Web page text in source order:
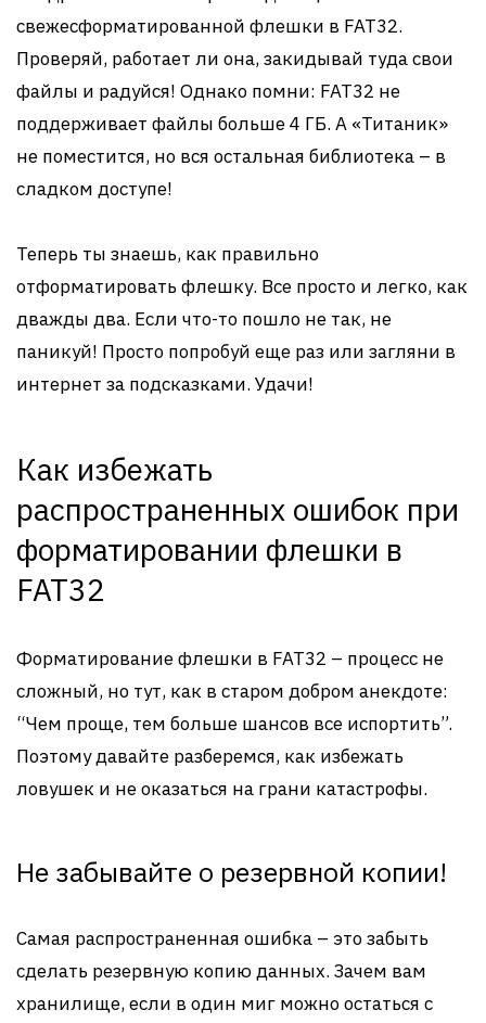
свежесформатированной флешки в FAT32.
Проверяй, работает ли она, закидывай туда свои
файлы и радуйся! Однако помни: FAT32 не
поддерживает файлы больше 4 ГБ. А «Титаник»
не поместится, но вся остальная библиотека – в
сладком доступе!
Теперь ты знаешь, как правильно
отформатировать флешку. Все просто и легко, как
дважды два. Если что-то пошло не так, не
паникуй! Просто попробуй еще раз или загляни в
интернет за подсказками. Удачи!
Как избежать
распространенных ошибок при
форматировании флешки в
FAT32
Форматирование флешки в FAT32 – процесс не
сложный, но тут, как в старом добром анекдоте:
“Чем проще, тем больше шансов все испортить”.
Поэтому давайте разберемся, как избежать
ловушек и не оказаться на грани катастрофы.
Не забывайте о резервной копии!
Самая распространенная ошибка – это забыть
сделать резервную копию данных. Зачем вам
хранилище, если в один миг можно остаться с